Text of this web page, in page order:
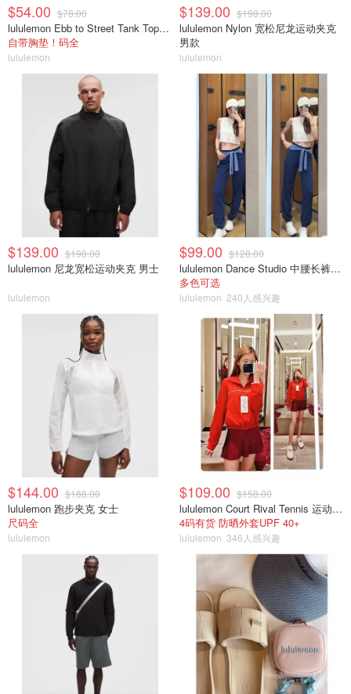
$54.00 $78.00
lululemon Ebb to Street Tank Top 女士轻支撑背心
自带胸垫！码全
lululemon
$139.00 $198.00
lululemon Nylon 宽松尼龙运动夹克
男款
lululemon
$139.00 $198.00
lululemon 尼龙宽松运动夹克 男士
lululemon
$99.00 $128.00
lululemon Dance Studio 中腰长裤 女装常规款
多色可选
lululemon 240人感兴趣
$144.00 $188.00
lululemon 跑步夹克 女士
尺码全
lululemon
$109.00 $158.00
lululemon Court Rival Tennis 运动夹克 女士
4码有货 防晒外套UPF 40+
lululemon 346人感兴趣